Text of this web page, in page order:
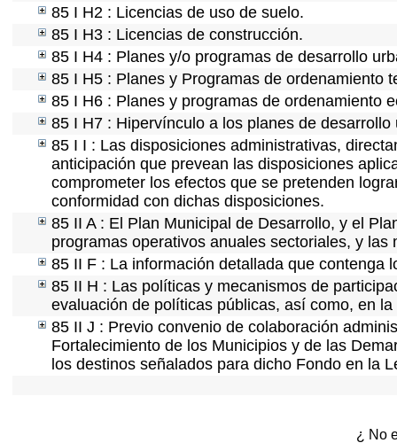
85 I H2 : Licencias de uso de suelo.
85 I H3 : Licencias de construcción.
85 I H4 : Planes y/o programas de desarrollo
85 I H5 : Planes y Programas de ordenamiento
85 I H6 : Planes y programas de ordenamiento
85 I H7 : Hipervínculo a los planes de desarrollo
85 I I : Las disposiciones administrativas,
anticipación que prevean las disposiciones
comprometer los efectos que se pretenden
conformidad con dichas disposiciones.
85 II A : El Plan Municipal de Desarrollo, y el
programas operativos anuales sectoriales, y
85 II F : La información detallada que contenga
85 II H : Las políticas y mecanismos de
evaluación de políticas públicas, así como, en
85 II J : Previo convenio de colaboración
Fortalecimiento de los Municipios y de las
los destinos señalados para dicho Fondo en la
¿ No